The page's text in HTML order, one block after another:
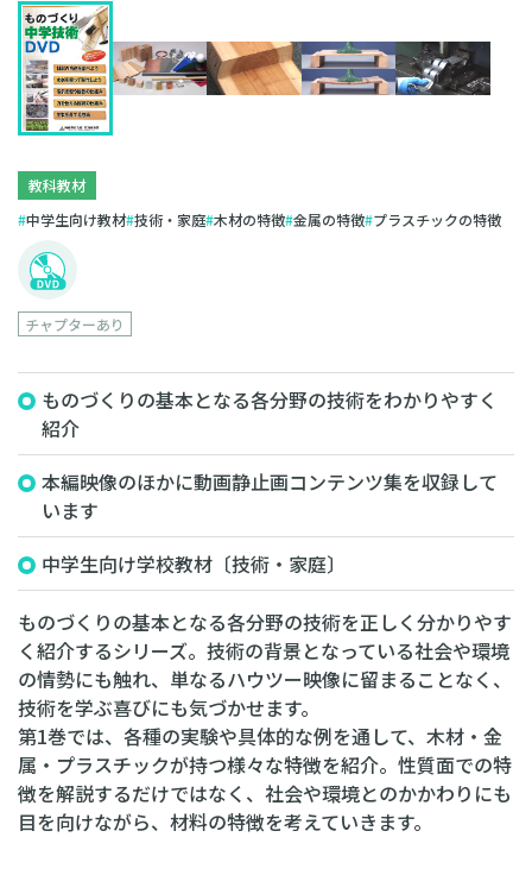
教科教材
中学生向け教材 技術・家庭 木材の特徴 金属の特徴 プラスチックの特徴
チャプターあり
ものづくりの基本となる各分野の技術をわかりやすく
紹介
本編映像のほかに動画静止画コンテンツ集を収録して
います
中学生向け学校教材〔技術・家庭〕
ものづくりの基本となる各分野の技術を正しく分かりやす
く紹介するシリーズ。技術の背景となっている社会や環境
の情勢にも触れ、単なるハウツー映像に留まることなく、
技術を学ぶ喜びにも気づかせます。
第1巻では、各種の実験や具体的な例を通して、木材・金
属・プラスチックが持つ様々な特徴を紹介。性質面での特
徴を解説するだけではなく、社会や環境とのかかわりにも
目を向けながら、材料の特徴を考えていきます。